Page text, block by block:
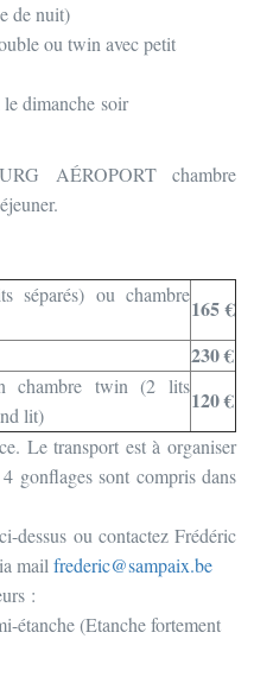
de nuit)
ou twin avec petit
dimanche soir
AÉROPORT chambre
séparés) ou chambre
165 €
230 €
chambre twin (2 lits
lit)
120 €
Le transport est à organiser
gonflages sont compris dans
dessus ou contactez Frédéric
mail frederic@sampaix.be
:
étanche (Etanche fortement